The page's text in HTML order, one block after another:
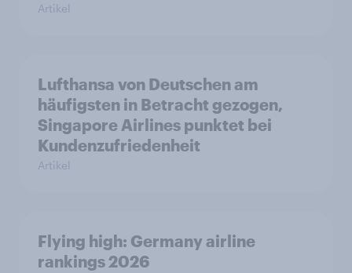
Artikel
Lufthansa von Deutschen am
häufigsten in Betracht gezogen,
Singapore Airlines punktet bei
Kundenzufriedenheit
Artikel
Flying high: Germany airline
rankings 2026